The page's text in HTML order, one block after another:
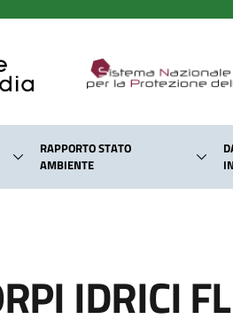
RAPPORTO STATO
AMBIENTE
IDRICI